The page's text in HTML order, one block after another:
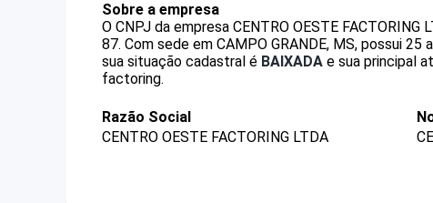
Sobre a empresa
O CNPJ da empresa CENTRO OESTE FACTORING
87. Com sede em CAMPO GRANDE, MS, possui
sua situação cadastral é BAIXADA e sua principal
factoring.
Razão Social
CENTRO OESTE FACTORING LTDA